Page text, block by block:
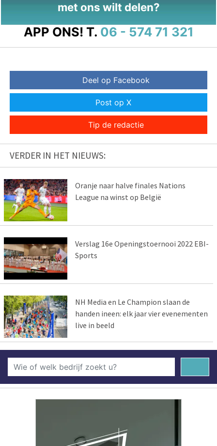
met ons wilt delen?
APP ONS! T. 06 - 574 71 321
Deel op Facebook
Post op X
Tip de redactie
VERDER IN HET NIEUWS:
Oranje naar halve finales Nations
League na winst op België
Verslag 16e Openingstoernooi 2022 EBI-
Sports
NH Media en Le Champion slaan de
handen ineen: elk jaar vier evenementen
live in beeld